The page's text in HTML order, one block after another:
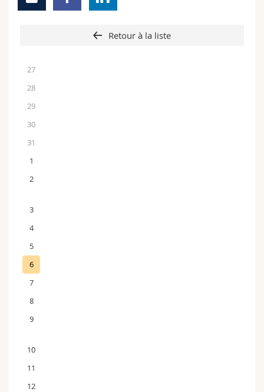
Retour à la liste
27
28
29
30
31
1
2
3
4
5
6
7
8
9
10
11
12